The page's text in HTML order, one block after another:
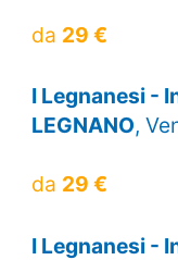
da 29 €
I Legnanesi -
LEGNANO,
da 29 €
I Legnanesi -